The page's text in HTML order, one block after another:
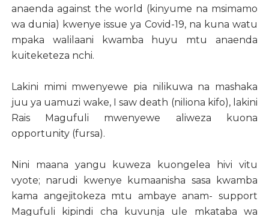
anaenda against the world (kinyume na msimamo
wa dunia) kwenye issue ya Covid-19, na kuna watu
mpaka walilaani kwamba huyu mtu anaenda
kuiteketeza nchi.
Lakini mimi mwenyewe pia nilikuwa na mashaka
juu ya uamuzi wake, I saw death (niliona kifo), lakini
Rais Magufuli mwenyewe aliweza kuona
opportunity (fursa).
Nini maana yangu kuweza kuongelea hivi vitu
vyote; narudi kwenye kumaanisha sasa kwamba
kama angejitokeza mtu ambaye anam- support
Magufuli kipindi cha kuvunja ule mkataba wa